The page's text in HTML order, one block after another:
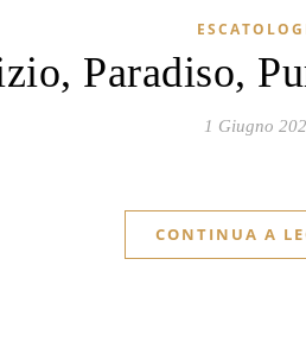
Paradiso,
1 Giugno
CONTINUA A